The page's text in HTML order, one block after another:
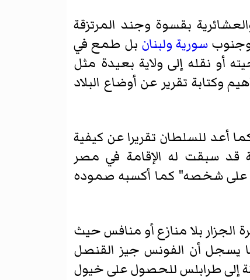
بقسوة وجند المرتزقة
سورية ولبنان بل طمع في
أو نقله إلى ولاية بعيدة مثل
وكتابة تقرير عن أوضاع البلاد
أعد للسلطان تقريرا عن كيفية
قد سبقت له الإقامة في مصر
على شخصه" كما أكسبه صموده
بلا منازع أو منافس حيث
يسجل أن الفونس جيز القنصل
من الاستانة إلى طرابلس للحصول على خيول